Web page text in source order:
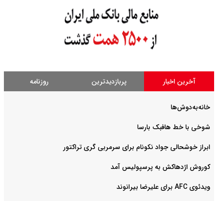
آخرین اخبار پربازدیدترین روزنامه
خانه‌به‌دوش‌ها
شوخی با خط هافبک بارسا
ابراز خوشحالی جواد نکونام برای سرمربی گری تراکتور
کوروش اژدهاکش به پرسپولیس آمد
ویدئوی AFC برای علیرضا بیرانوند